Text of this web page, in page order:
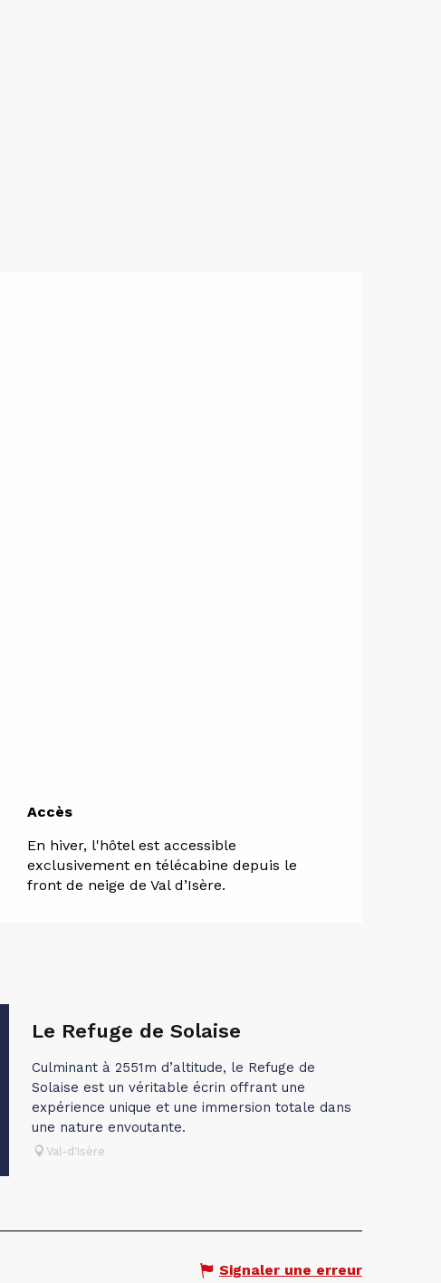
Accès
Accès
En hiver, l'hôtel est accessible
exclusivement en télécabine depuis le
front de neige de Val d’Isère.
Le Refuge de Solaise
Culminant à 2551m d’altitude, le Refuge de
Solaise est un véritable écrin offrant une
expérience unique et une immersion totale dans
une nature envoutante.
Val-d'Isère
Signaler une erreur